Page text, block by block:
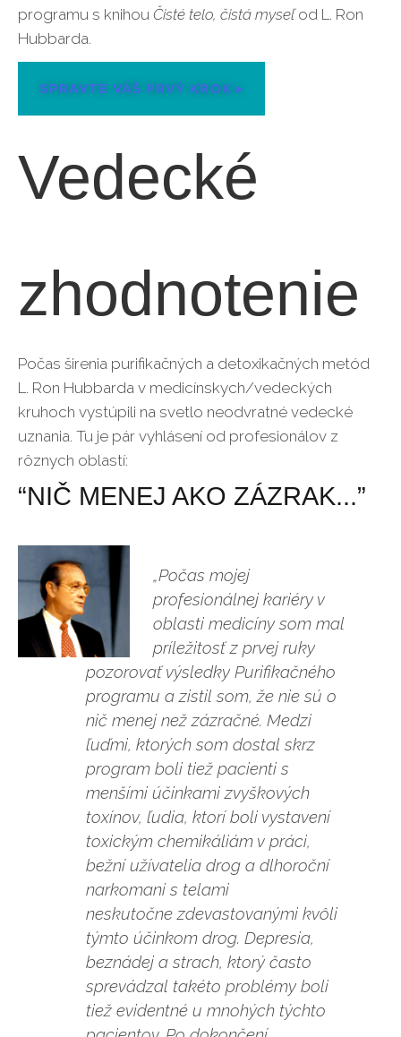
programu s knihou Čisté telo, čistá myseľod L. Ron
Hubbarda.
SPRAVTE VÁŠ PRVÝ KROK ▸
Vedecké
zhodnotenie
Počas širenia purifikačných a detoxikačných metód
L. Ron Hubbarda v medicínskych/vedeckých
kruhoch vystúpili na svetlo neodvratné vedecké
uznania. Tu je pár vyhlásení od profesionálov z
rôznych oblastí:
“NIČ MENEJ AKO ZÁZRAK...”
„Počas mojej
profesionálnej kariéry v
oblasti medicíny som mal
príležitosť z prvej ruky
pozorovať výsledky Purifikačného
programu a zistil som, že nie sú o
nič menej než zázračné. Medzi
ľuďmi, ktorých som dostal skrz
program boli tiež pacienti s
menšími účinkami zvyškových
toxínov, ľudia, ktorí boli vystavení
toxickým chemikáliám v práci,
bežní užívatelia drog a dlhoroční
narkomani s telami
neskutočne zdevastovanými kvôli
týmto účinkom drog. Depresia,
beznádej a strach, ktorý často
sprevádzal takéto problémy boli
tiež evidentné u mnohých týchto